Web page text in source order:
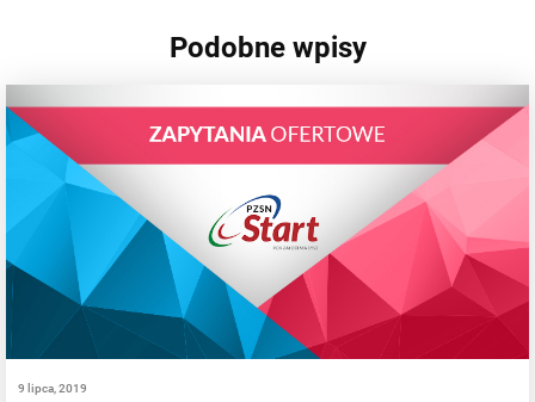
Podobne wpisy
9 lipca, 2019